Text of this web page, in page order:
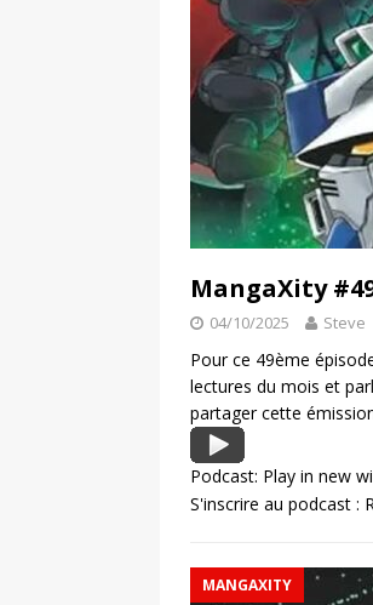
MangaXity
04/10/2025 Steve
Pour ce 49ème
lectures du mois et
partager cette
Podcast: Play in new
S'inscrire au podcast :
MANGAXITY